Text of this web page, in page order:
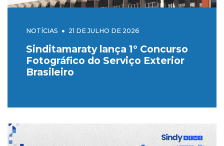
NOTÍCIAS 21 DE JULHO DE 2026
Sinditamaraty lança 1º Concurso
Fotográfico do Serviço Exterior
Brasileiro